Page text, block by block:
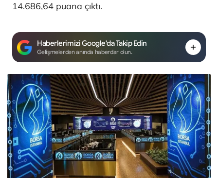
14.686,64 puana çıktı.
Haberlerimizi Google'da Takip Edin
Gelişmelerden anında haberdar olun.